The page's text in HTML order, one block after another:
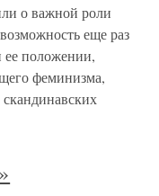
о важной роли
еще раз
ее положении,
феминизма,